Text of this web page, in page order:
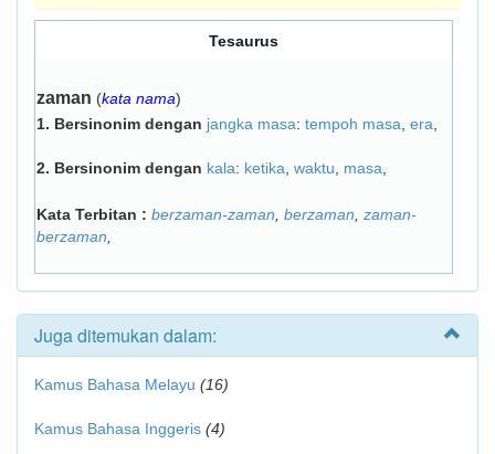
Tesaurus
zaman (kata nama)
1. Bersinonim dengan jangka masa: tempoh masa era
2. Bersinonim dengan kala: ketika waktu masa
Kata Terbitan : berzaman-zaman berzaman zaman-
berzaman
Juga ditemukan dalam:
Kamus Bahasa Melayu (16)
Kamus Bahasa Inggeris (4)